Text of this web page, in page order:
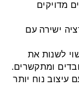
מדויקים
ישירה עם
לשנות את
ומתקשרים.
עיצוב נוח יותר